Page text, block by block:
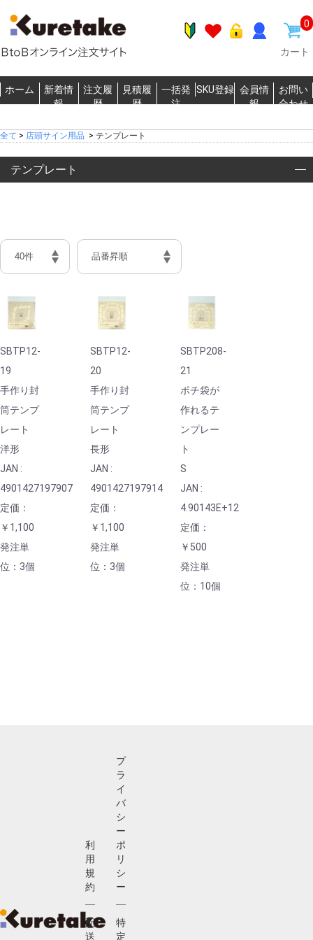
0
カート
ホーム
新着情
報
注文履
歴
見積履
歴
一括発
注
SKU登録 会員情
報
お問い
合わせ
全て > 店頭サイン用品 > テンプレート
テンプレート
SBTP12-
19
手作り封
筒テンプ
レート
洋形
JAN :
4901427197907
定価：
￥1,100
発注単
位：3個
SBTP12-
20
手作り封
筒テンプ
レート
長形
JAN :
4901427197914
定価：
￥1,100
発注単
位：3個
SBTP208-
21
ポチ袋が
作れるテ
ンプレー
ト
S
JAN :
4.90143E+12
定価：
￥500
発注単
位：10個
利
用
規
約
配
送
プ
ラ
イ
バ
シ
ー
ポ
リ
シ
ー
特
定